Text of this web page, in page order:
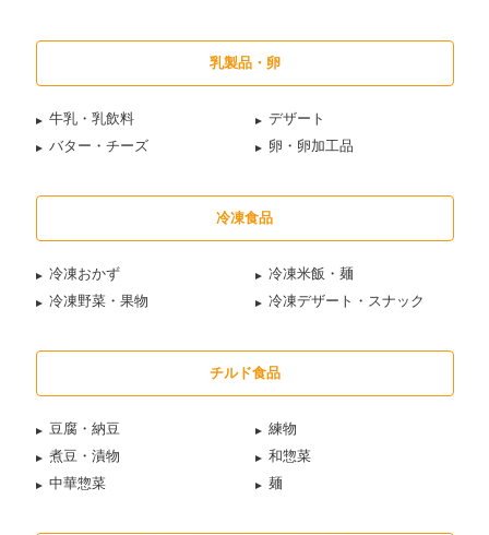
乳製品・卵
牛乳・乳飲料
デザート
バター・チーズ
卵・卵加工品
冷凍食品
冷凍おかず
冷凍米飯・麺
冷凍野菜・果物
冷凍デザート・スナック
チルド食品
豆腐・納豆
練物
煮豆・漬物
和惣菜
中華惣菜
麺